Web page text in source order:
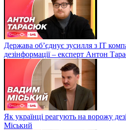
Держава об’єднує зусилля з ІТ
дезінформації – експерт Антон
Як українці реагують на ворожу
Міський